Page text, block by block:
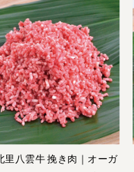
里八雲牛 挽き肉｜オーガ